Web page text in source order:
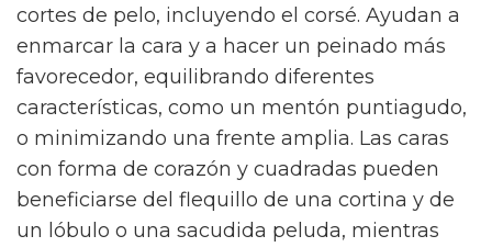
cortes de pelo, incluyendo el corsé. Ayudan a
enmarcar la cara y a hacer un peinado más
favorecedor, equilibrando diferentes
características, como un mentón puntiagudo,
o minimizando una frente amplia. Las caras
con forma de corazón y cuadradas pueden
beneficiarse del flequillo de una cortina y de
un lóbulo o una sacudida peluda, mientras